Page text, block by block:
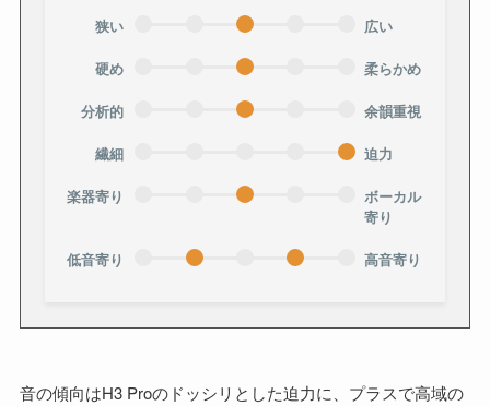
狭い 広い
硬め 柔らかめ
分析的 余韻重視
繊細 迫力
楽器寄り
ボーカル
寄り
低音寄り 高音寄り
音の傾向はH3 Proのドッシリとした迫力に、プラスで高域の